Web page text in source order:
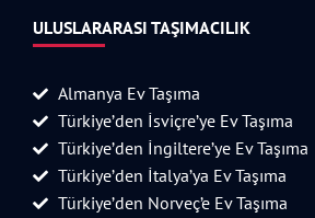
ULUSLARARASI TAŞIMACILIK
Almanya Ev Taşıma
Türkiye’den İsviçre’ye Ev Taşıma
Türkiye’den İngiltere’ye Ev Taşıma
Türkiye’den İtalya’ya Ev Taşıma
Türkiye’den Norveç’e Ev Taşıma